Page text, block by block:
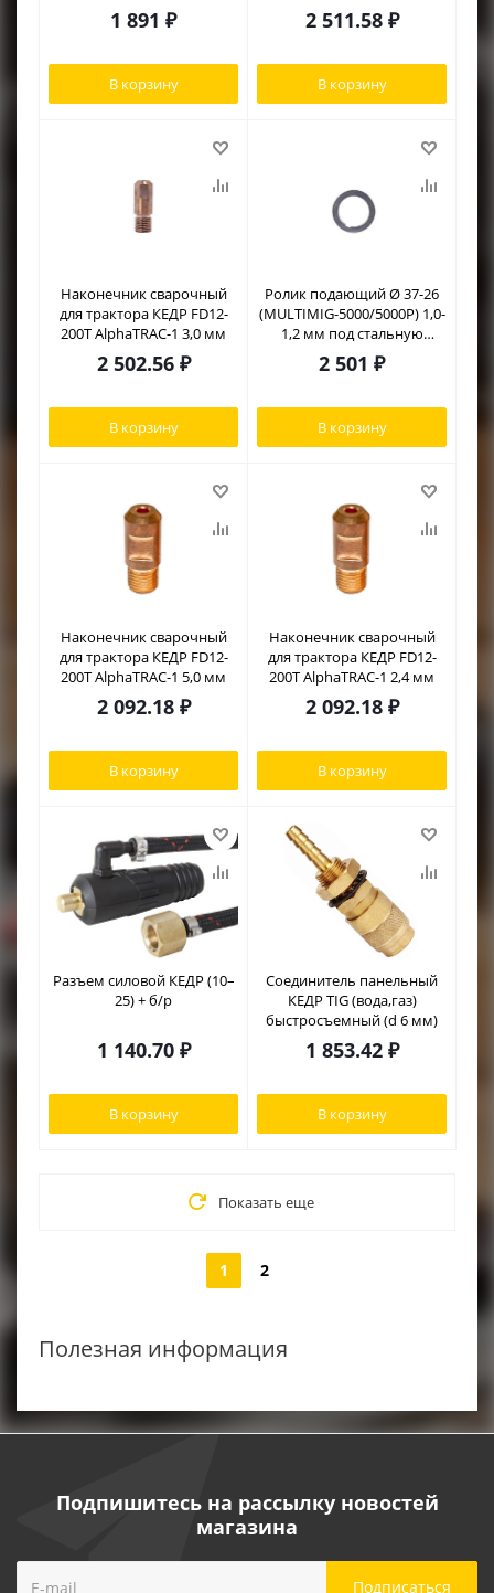
1 891 ₽
В корзину
2 511.58₽
В корзину
Наконечник сварочный
для трактора КЕДР FD12-
200T AlphaTRAC-1 3,0 мм
2 502.56₽
В корзину
Ролик подающий Ø 37-26
(MULTIMIG-5000/5000P) 1,0-
1,2 мм под стальную
проволоку
2 501 ₽
В корзину
Наконечник сварочный
для трактора КЕДР FD12-
200T AlphaTRAC-1 5,0 мм
2 092.18₽
В корзину
Наконечник сварочный
для трактора КЕДР FD12-
200T AlphaTRAC-1 2,4 мм
2 092.18₽
В корзину
Разъем силовой КЕДР (10–
25) + б/р
1 140.70₽
В корзину
Соединитель панельный
КЕДР TIG (вода,газ)
быстросъемный (d 6 мм)
1 853.42₽
В корзину
Показать еще
1 2
Полезная информация
Подпишитесь на рассылку новостей
магазина